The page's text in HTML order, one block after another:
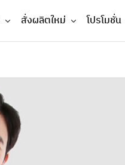
สั่งผลิตใหม่ โปรโมชั่น